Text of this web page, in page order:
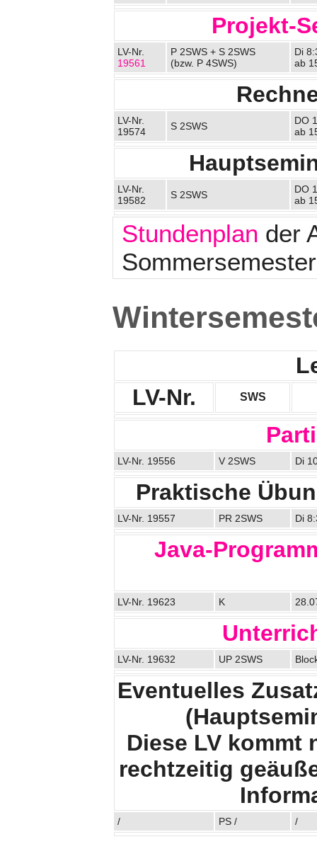
Projekt-
LV-Nr.
19561
P 2SWS + S 2SWS
(bzw. P 4SWS)
Di
ab
LV-Nr.
19574
S 2SWS
DO
ab
LV-Nr.
19582
S 2SWS
DO
ab
Stundenplan der
LV-Nr.
SWS
LV-Nr. 19556 V 2SWS Di
Praktische
LV-Nr. 19557 PR 2SWS Di
Java-
LV-Nr. 19623 K
LV-Nr. 19632 UP 2SWS
Eventuelles
Diese LV kommt
rechtzeitig
/ PS / /